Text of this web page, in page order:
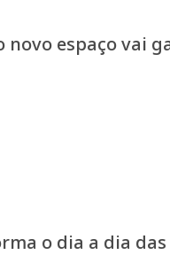
novo espaço vai
o dia a dia